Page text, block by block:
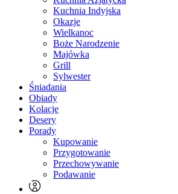
Kuchnia Indyjska
Okazje
Wielkanoc
Boże Narodzenie
Majówka
Grill
Sylwester
Śniadania
Obiady
Kolacje
Desery
Porady
Kupowanie
Przygotowanie
Przechowywanie
Podawanie